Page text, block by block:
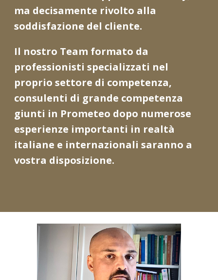
ma decisamente rivolto alla
soddisfazione del cliente.
Il nostro Team formato da
professionisti specializzati nel
proprio settore di competenza,
consulenti di grande competenza
giunti in Prometeo dopo numerose
esperienze importanti in realtà
italiane e internazionali saranno a
vostra disposizione.